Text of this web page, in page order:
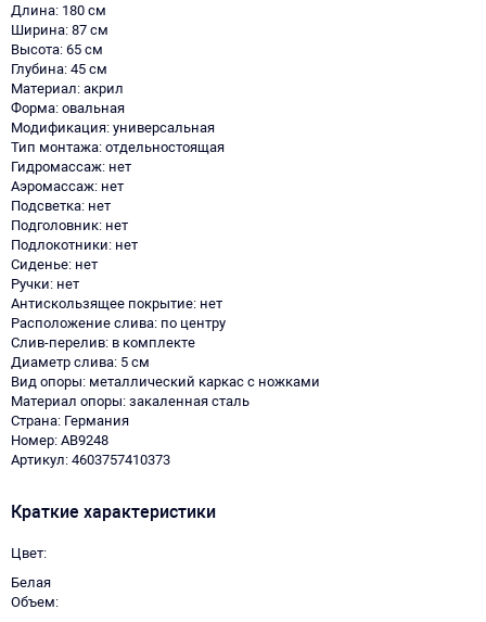
Длина: 180 см
Ширина: 87 см
Высота: 65 см
Глубина: 45 см
Материал: акрил
Форма: овальная
Модификация: универсальная
Тип монтажа: отдельностоящая
Гидромассаж: нет
Аэромассаж: нет
Подсветка: нет
Подголовник: нет
Подлокотники: нет
Сиденье: нет
Ручки: нет
Антискользящее покрытие: нет
Расположение слива: по центру
Слив-перелив: в комплекте
Диаметр слива: 5 см
Вид опоры: металлический каркас с ножками
Материал опоры: закаленная сталь
Страна: Германия
Номер: AB9248
Артикул: 4603757410373
Краткие характеристики
Цвет
Белая
Объем